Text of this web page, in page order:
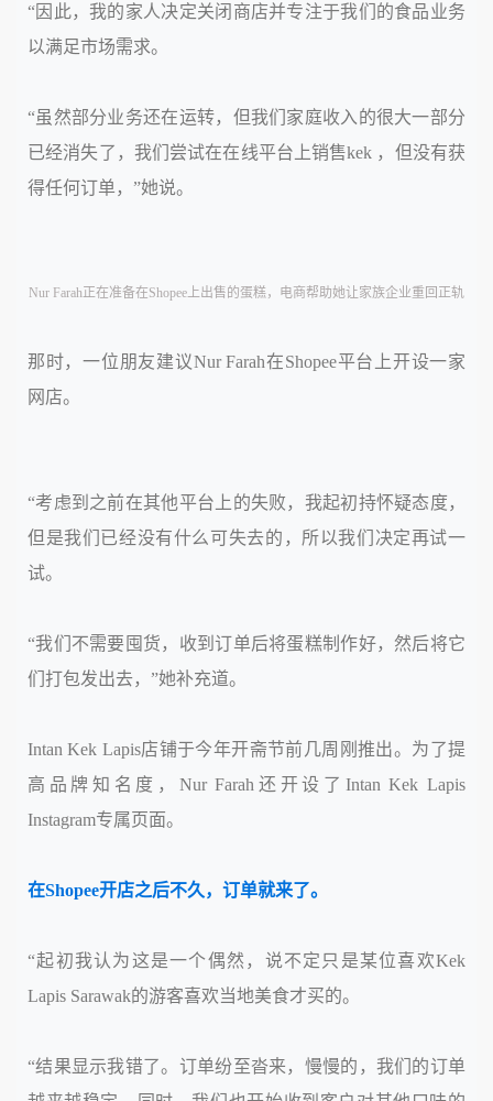
“因此，我的家人决定关闭商店并专注于我们的食品业务
以满足市场需求。
“虽然部分业务还在运转，但我们家庭收入的很大一部分
已经消失了，我们尝试在在线平台上销售kek ，但没有获
得任何订单，”她说。
Nur Farah正在准备在Shopee上出售的蛋糕，电商帮助她让家族企业重回正轨
那时，一位朋友建议Nur Farah在Shopee平台上开设一家
网店。
“考虑到之前在其他平台上的失败，我起初持怀疑态度，
但是我们已经没有什么可失去的，所以我们决定再试一
试。
“我们不需要囤货，收到订单后将蛋糕制作好，然后将它
们打包发出去，”她补充道。
Intan Kek Lapis店铺于今年开斋节前几周刚推出。为了提
高品牌知名度，Nur Farah还开设了Intan Kek Lapis
Instagram专属页面。
在Shopee开店之后不久，订单就来了。
“起初我认为这是一个偶然，说不定只是某位喜欢Kek
Lapis Sarawak的游客喜欢当地美食才买的。
“结果显示我错了。订单纷至沓来，慢慢的，我们的订单